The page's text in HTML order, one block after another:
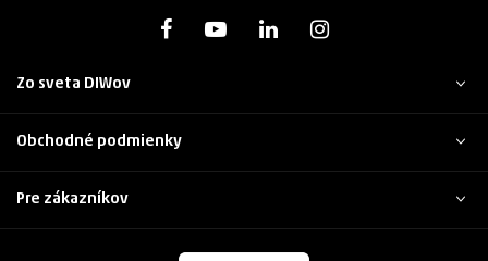
Zo sveta DIWov
Obchodné podmienky
Pre zákazníkov